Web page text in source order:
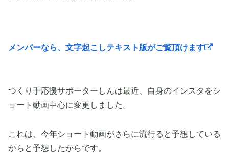
メンバーなら、文字起こしテキスト版がご覧頂けます
つくり手応援サポーターしんは最近、自身のインスタをシ
ョート動画中心に変更しました。
これは、今年ショート動画がさらに流行ると予想している
からと予想したからです。